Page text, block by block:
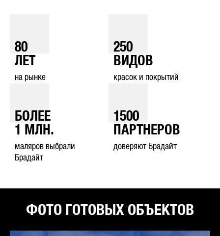
80
ЛЕТ
на рынке
250
ВИДОВ
красок и покрытий
БОЛЕЕ
1
МЛН.
маляров выбрали
Брадайт
1500
ПАРТНЕРОВ
доверяют Брадайт
ФОТО ГОТОВЫХ ОБЪЕКТОВ